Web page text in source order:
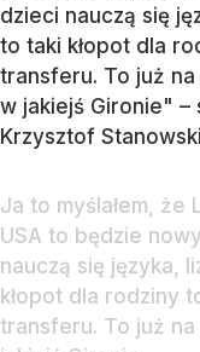
dzieci nauczą się
to taki kłopot dla
transferu. To już
w jakiejś Gironie" –
Krzysztof
Ja to myślałem,
USA to będzie
nauczą się języka,
kłopot dla rodziny
transferu. To już